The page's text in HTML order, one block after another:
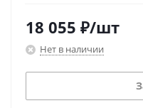
Номинальный напор,
Качество воды: Чистая
18 055 ₽/шт
Нет в наличии